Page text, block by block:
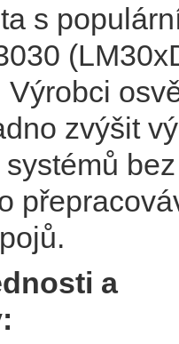
s
Výrobci
zvýšit
a